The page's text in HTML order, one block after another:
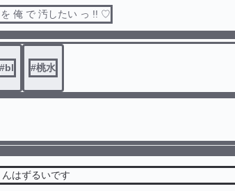
俺 で 汚したい っ !! ♡
#bl #桃水
はずるいです